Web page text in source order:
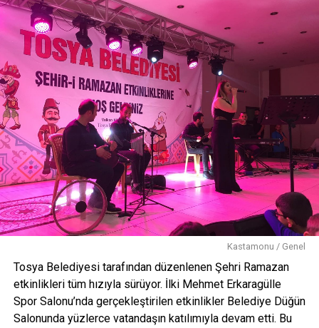
Kastamonu / Genel
Tosya Belediyesi tarafından düzenlenen Şehri Ramazan
etkinlikleri tüm hızıyla sürüyor. İlki Mehmet Erkaragülle
Spor Salonu’nda gerçekleştirilen etkinlikler Belediye Düğün
Salonunda yüzlerce vatandaşın katılımıyla devam etti. Bu